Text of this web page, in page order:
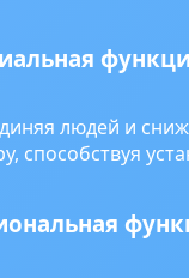
людей и
способствуя